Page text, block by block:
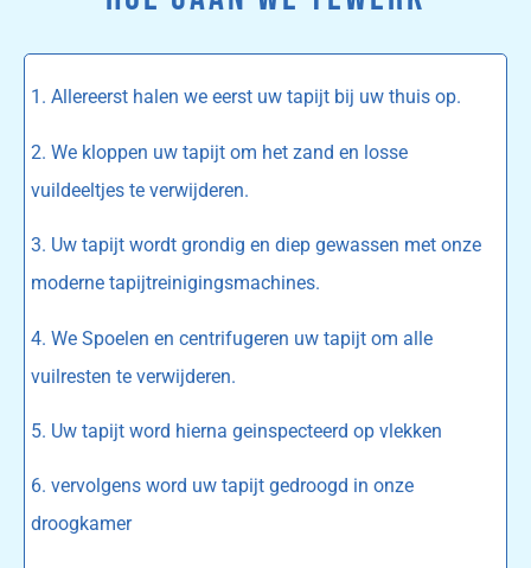
1. Allereerst halen we eerst uw tapijt bij uw thuis op.
2. We kloppen uw tapijt om het zand en losse
vuildeeltjes te verwijderen.
3. Uw tapijt wordt grondig en diep gewassen met onze
moderne tapijtreinigingsmachines.
4. We Spoelen en centrifugeren uw tapijt om alle
vuilresten te verwijderen.
5. Uw tapijt word hierna geinspecteerd op vlekken
6. vervolgens word uw tapijt gedroogd in onze
droogkamer